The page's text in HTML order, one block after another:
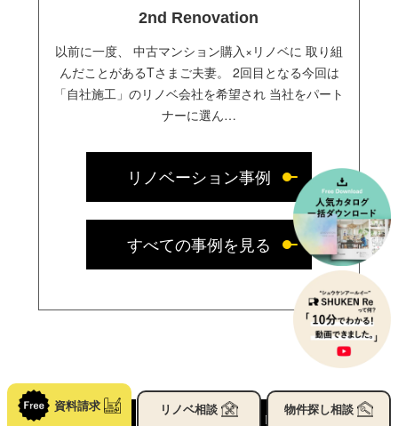
2nd Renovation
以前に一度、 中古マンション購入×リノベに 取り組
んだことがあるTさまご夫妻。 2回目となる今回は
「自社施工」のリノベ会社を希望され 当社をパート
ナーに選ん…
リノベーション事例
すべての事例を見る
ALL NEWER
資料請求 リノベ相談 物件探し相談